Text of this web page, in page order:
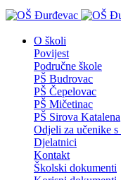
O školi
Povijest
Područne škole
PŠ Budrovac
PŠ Čepelovac
PŠ Mičetinac
PŠ Sirova Katalena
Odjeli za učenike s
Djelatnici
Kontakt
Školski dokumenti